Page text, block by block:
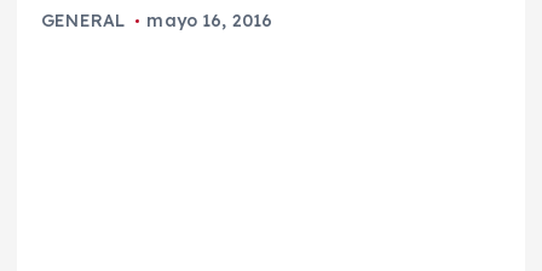
GENERAL mayo 16, 2016